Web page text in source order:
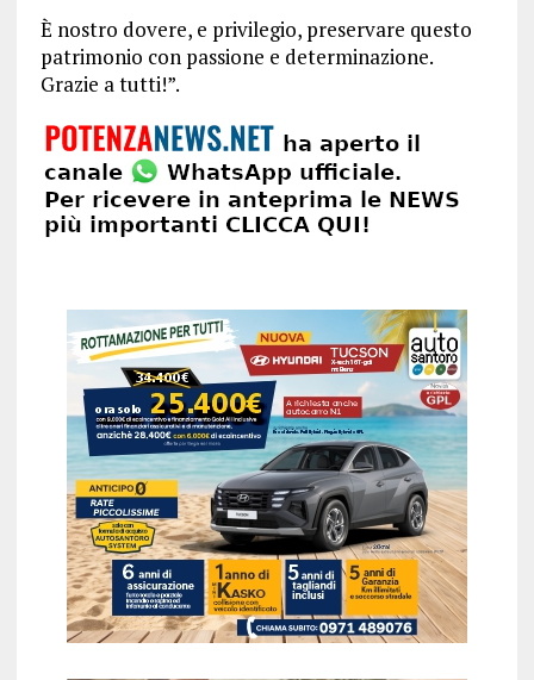
È nostro dovere, e privilegio, preservare questo
patrimonio con passione e determinazione.
Grazie a tutti!”.